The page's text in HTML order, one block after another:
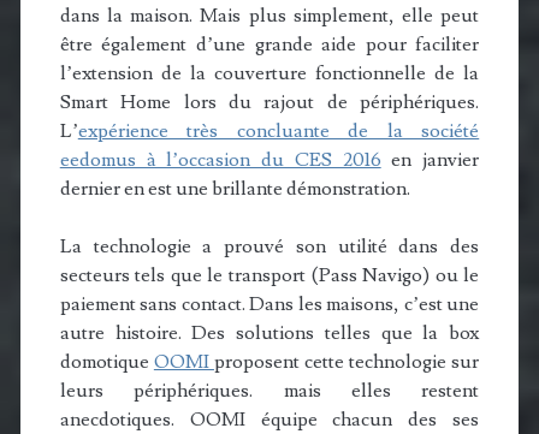
dans la maison. Mais plus simplement, elle peut
être également d’une grande aide pour faciliter
l’extension de la couverture fonctionnelle de la
Smart Home lors du rajout de périphériques.
L’expérience très concluante de la société
eedomus à l’occasion du CES 2016 en janvier
dernier en est une brillante démonstration.
La technologie a prouvé son utilité dans des
secteurs tels que le transport (Pass Navigo) ou le
paiement sans contact. Dans les maisons, c’est une
autre histoire. Des solutions telles que la box
domotique OOMI proposent cette technologie sur
leurs périphériques. mais elles restent
anecdotiques. OOMI équipe chacun des ses